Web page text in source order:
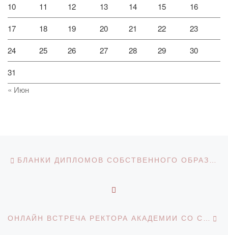
10 11 12 13 14 15 16
17 18 19 20 21 22 23
24 25 26 27 28 29 30
31
« Июн
Навигация по записям